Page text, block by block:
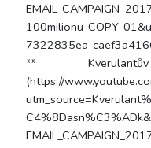
7322835ea-
**
(https://